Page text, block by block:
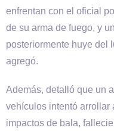
enfrentan con el oficial
de su arma de fuego, y
posteriormente huye del
agregó.
Además, detalló que un
vehículos intentó arrollar
impactos de bala,